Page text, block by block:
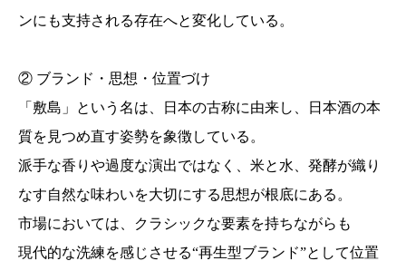
ンにも支持される存在へと変化している。
② ブランド・思想・位置づけ
「敷島」という名は、日本の古称に由来し、日本酒の本
質を見つめ直す姿勢を象徴している。
派手な香りや過度な演出ではなく、米と水、発酵が織り
なす自然な味わいを大切にする思想が根底にある。
市場においては、クラシックな要素を持ちながらも
現代的な洗練を感じさせる“再生型ブランド”として位置